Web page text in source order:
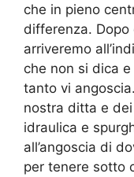
che in pieno
differenza.
arriveremo
che non si dica
tanto vi
nostra ditta e
idraulica e
all’angoscia di
per tenere sotto